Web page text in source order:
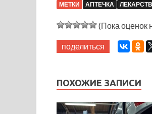
МЕТКИ АПТЕЧКА
(Пока оценок
поделиться
ПОХОЖИЕ ЗАПИСИ